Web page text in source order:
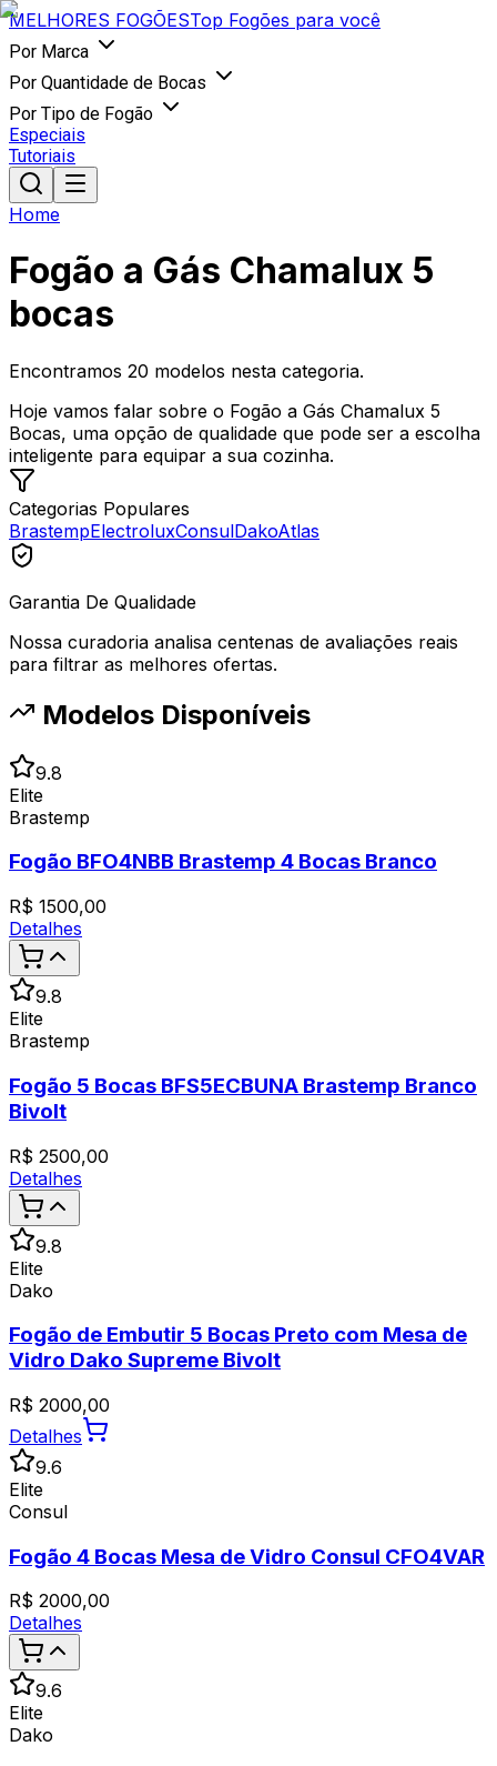
MELHORES FOGÕESTop Fogões para você
Por Marca
Por Quantidade de Bocas
Por Tipo de Fogão
Especiais
Tutoriais
Home
Fogão a Gás Chamalux 5
bocas
Encontramos 20 modelos nesta categoria.
Hoje vamos falar sobre o Fogão a Gás Chamalux 5
Bocas, uma opção de qualidade que pode ser a escolha
inteligente para equipar a sua cozinha.
Categorias Populares
BrastempElectroluxConsulDakoAtlas
Garantia De Qualidade
Nossa curadoria analisa centenas de avaliações reais
para filtrar as melhores ofertas.
Modelos Disponíveis
9.8
Elite
Brastemp
Fogão BFO4NBB Brastemp 4 Bocas Branco
R$ 1500,00
Detalhes
9.8
Elite
Brastemp
Fogão 5 Bocas BFS5ECBUNA Brastemp Branco
Bivolt
R$ 2500,00
Detalhes
9.8
Elite
Dako
Fogão de Embutir 5 Bocas Preto com Mesa de
Vidro Dako Supreme Bivolt
R$ 2000,00
Detalhes
9.6
Elite
Consul
Fogão 4 Bocas Mesa de Vidro Consul CFO4VAR
R$ 2000,00
Detalhes
9.6
Elite
Dako